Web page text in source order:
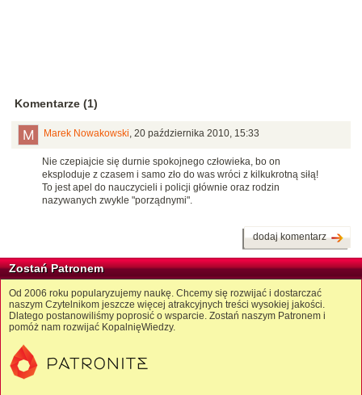
Komentarze (1)
Marek Nowakowski, 20 października 2010, 15:33
Nie czepiajcie się durnie spokojnego człowieka, bo on
eksploduje z czasem i samo zło do was wróci z kilkukrotną siłą!
To jest apel do nauczycieli i policji głównie oraz rodzin
nazywanych zwykle "porządnymi".
dodaj komentarz
Zostań Patronem
Od 2006 roku popularyzujemy naukę. Chcemy się rozwijać i dostarczać
naszym Czytelnikom jeszcze więcej atrakcyjnych treści wysokiej jakości.
Dlatego postanowiliśmy poprosić o wsparcie. Zostań naszym Patronem i
pomóż nam rozwijać KopalnięWiedzy.